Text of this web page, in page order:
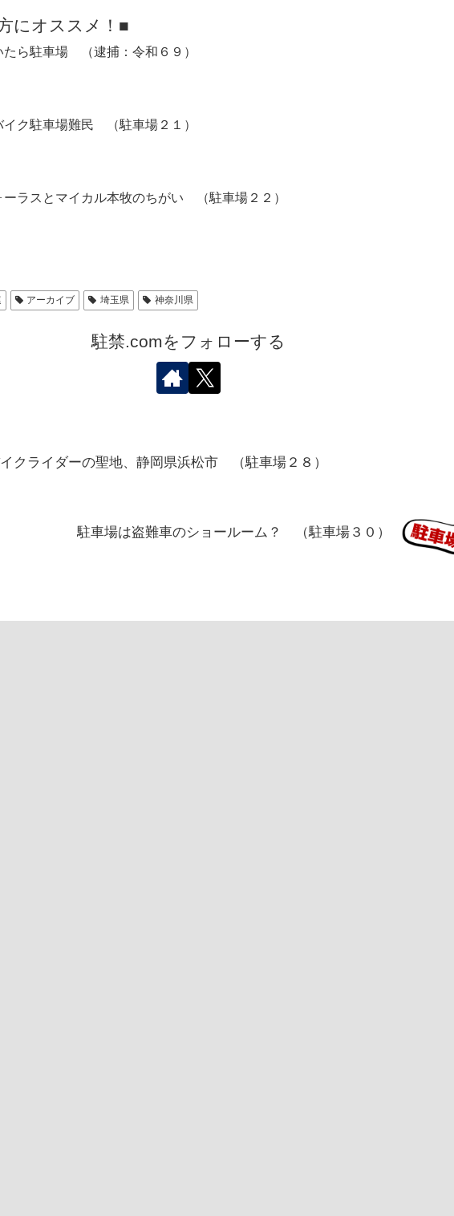
にオススメ！■
たら駐車場 （逮捕：令和６９）
イク駐車場難民 （駐車場２１）
ーラスとマイカル本牧のちがい （駐車場２２）
アーカイブ 埼玉県 神奈川県
駐禁.comをフォローする
クライダーの聖地、静岡県浜松市 （駐車場２８）
駐車場は盗難車のショールーム？ （駐車場３０）